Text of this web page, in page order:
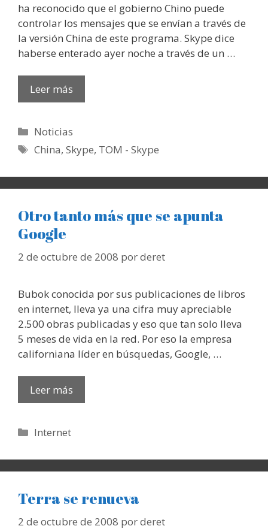
ha reconocido que el gobierno Chino puede
controlar los mensajes que se envían a través de
la versión China de este programa. Skype dice
haberse enterado ayer noche a través de un …
Leer más
Categorías
Noticias
Etiquetas
China,Skype, TOM - Skype
Otro tanto más que se apunta
Google
2 de octubre de 2008 porderet
Bubok conocida por sus publicaciones de libros
en internet, lleva ya una cifra muy apreciable
2.500 obras publicadas y eso que tan solo lleva
5 meses de vida en la red. Por eso la empresa
californiana líder en búsquedas, Google, …
Leer más
Categorías
Internet
Terra se renueva
2 de octubre de 2008 porderet